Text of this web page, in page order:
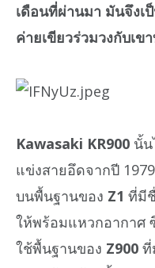
เดือนที่ผ่านมา มันจึงเ
ค่ายเขียวร่วมวงกับเข
Kawasaki KR900 นั้น
แข่งสายอึดจากปี
บนพื้นฐานของ Z1 ที่มี
ให้พร้อมแหวกอากาศ
ใช้พื้นฐานของ Z900 ที่